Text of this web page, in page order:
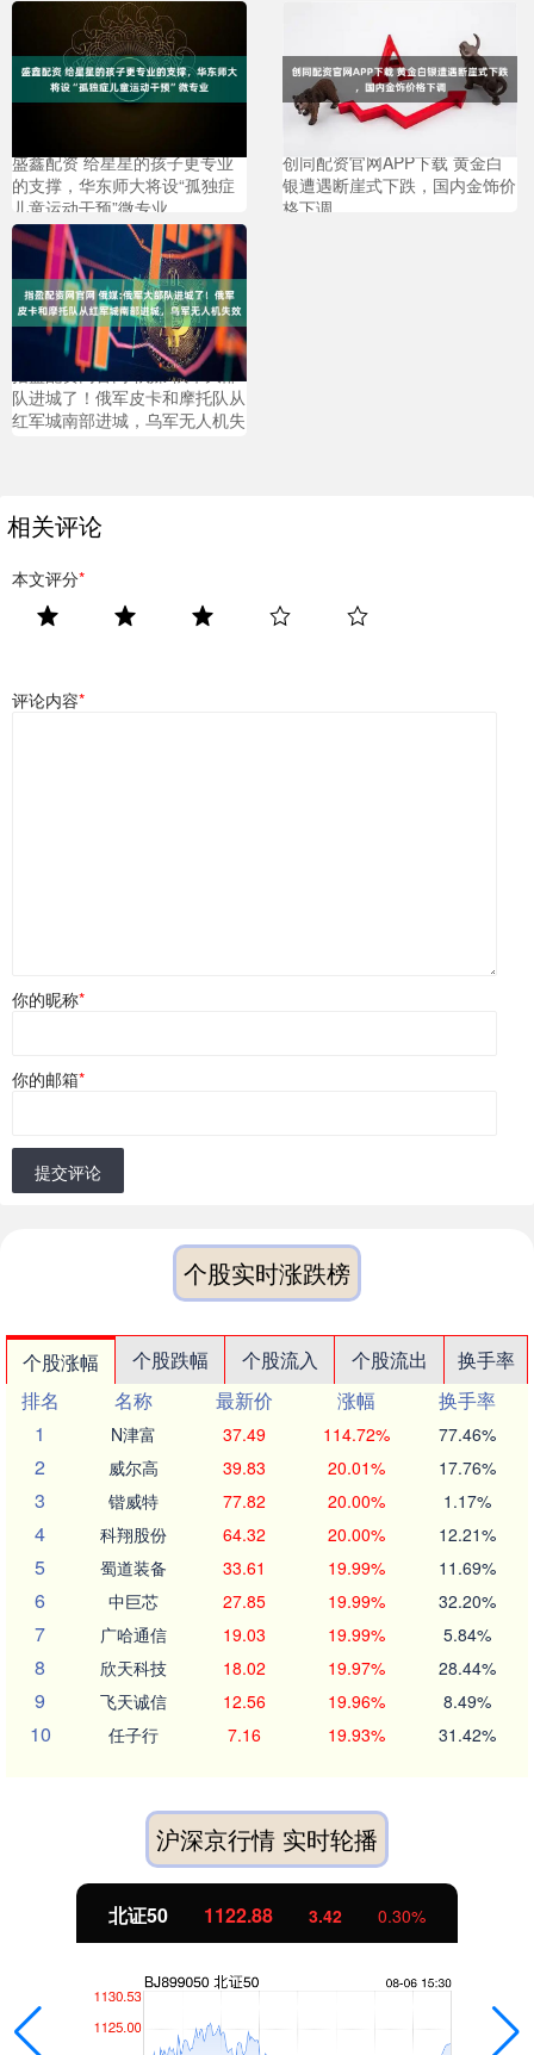
盛鑫配资 给星星的孩子更专业
的支撑，华东师大将设“孤独症
儿童运动干预”微专业
创同配资官网APP下载 黄金白
银遭遇断崖式下跌，国内金饰价
格下调
指盈配资网官网 俄媒:俄军大部
队进城了！俄军皮卡和摩托队从
红军城南部进城，乌军无人机失
相关评论
本文评分*
评论内容*
你的昵称*
你的邮箱*
提交评论
个股实时涨跌榜
个股涨幅 个股跌幅 个股流入 个股流出
换手率
排名
名称 最新价 涨幅
换手率
1
N津富 37.49 114.72% 77.46%
2 威尔高 39.83 20.01% 17.76%
3 锴威特 77.82 20.00% 1.17%
4 科翔股份 64.32 20.00% 12.21%
5 蜀道装备 33.61 19.99% 11.69%
6 中巨芯 27.85 19.99% 32.20%
7 广哈通信 19.03 19.99% 5.84%
8 欣天科技 18.02 19.97% 28.44%
9 飞天诚信 12.56 19.96% 8.49%
10 任子行 7.16 19.93% 31.42%
沪深京行情 实时轮播
创业板指 3515.56 -19.58 -0.55%